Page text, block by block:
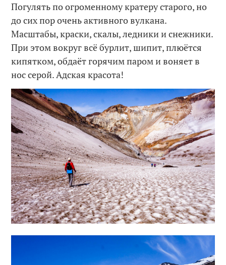
Погулять по огроменному кратеру старого, но
до сих пор очень активного вулкана.
Масштабы, краски, скалы, ледники и снежники.
При этом вокруг всё бурлит, шипит, плюётся
кипятком, обдаёт горячим паром и воняет в
нос серой. Адская красота!